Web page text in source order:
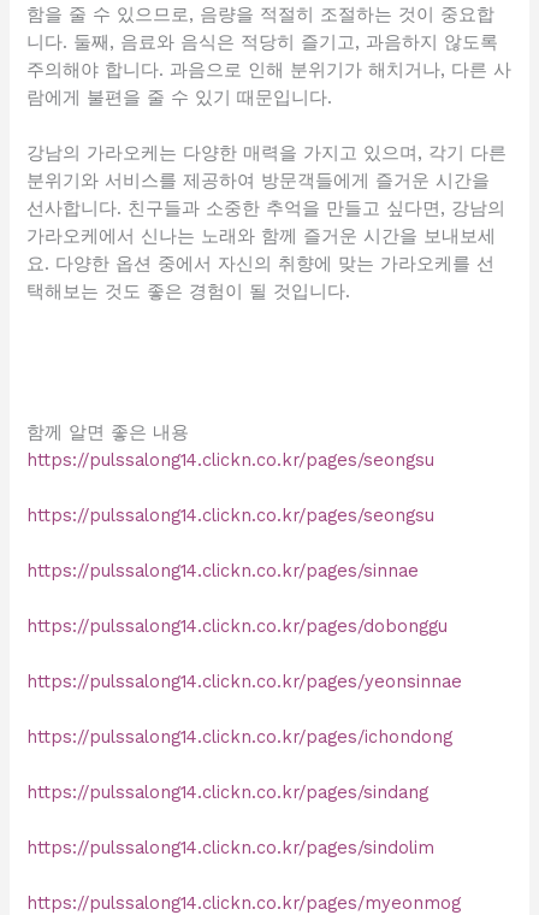
함을 줄 수 있으므로, 음량을 적절히 조절하는 것이 중요합
니다. 둘째, 음료와 음식은 적당히 즐기고, 과음하지 않도록
주의해야 합니다. 과음으로 인해 분위기가 해치거나, 다른 사
람에게 불편을 줄 수 있기 때문입니다.
강남의 가라오케는 다양한 매력을 가지고 있으며, 각기 다른
분위기와 서비스를 제공하여 방문객들에게 즐거운 시간을
선사합니다. 친구들과 소중한 추억을 만들고 싶다면, 강남의
가라오케에서 신나는 노래와 함께 즐거운 시간을 보내보세
요. 다양한 옵션 중에서 자신의 취향에 맞는 가라오케를 선
택해보는 것도 좋은 경험이 될 것입니다.
함께 알면 좋은 내용
https://pulssalong14.clickn.co.kr/pages/seongsu
https://pulssalong14.clickn.co.kr/pages/seongsu
https://pulssalong14.clickn.co.kr/pages/sinnae
https://pulssalong14.clickn.co.kr/pages/dobonggu
https://pulssalong14.clickn.co.kr/pages/yeonsinnae
https://pulssalong14.clickn.co.kr/pages/ichondong
https://pulssalong14.clickn.co.kr/pages/sindang
https://pulssalong14.clickn.co.kr/pages/sindolim
https://pulssalong14.clickn.co.kr/pages/myeonmog